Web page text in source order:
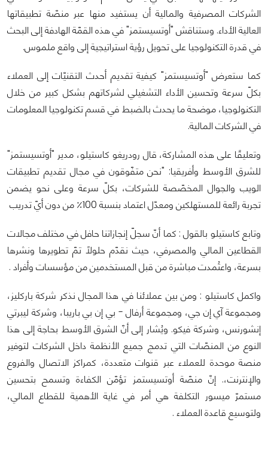
الشركات المصرفية والمالية أن يستفيد منها عبر منصّة تطبيقاتها
العالية الأداء. وستناقش "أوتسيستمز" في هذه القمّة الهادفة إلى البحث
في قدرة التكنولوجيا على تحويل رؤية استراتيجية إلى واقع ملموس.
كما ستعرض "أوتسيستمز" كيفية تقديم أحدث التقنيّات إلى العملاء
بكلّ سرعة وتحسين الأداء التشغيلي لشركاتهم بشكل كبير من خلال
التكنولوجيا، موضحة ما يحدث بالضبط في قسم تكنولوجيا المعلومات
في الشركات المالية.
وتعليقًا على هذه المشاركة، قال رودريغو كاستيلو، مدير "أوتسيستمز"
للشرق الأوسط وأفريقيا: "نحن متفّوقون في مجال تقديم تطبيقات
الويب والجوال المخصّصة للشركات، بكلّ سرعة وعلى نحو يضمن
تجربة رائعة للمستهلكين ومعدّل اعتماد بنسبة 100٪ من دون أيّ تدريب
وتابعكاستيلو بالقول : كما أنّ سجلّ إنجازاتنا حافل في مختلف مجالات
القطاعين المالي والمصرفي، حيث نقدّم حلولًا تمّ تطويرها ونشرها
بسرعة، واعتُمدت مباشرة من قبل المستخدمين من مؤسسات وأفراد .
واكملكاستيلو : ومن بين عملائنا في هذا المجال نذكر شركة باركليز،
ومجموعة آي إن جي، ومجموعة أرفال - بي إن بي باريبا، وشركة ليبرتي
إنشورنس، وشركة فيكو. ويُشار إلى أنّ الشرق الأوسط بحاجة إلى هذا
النوع من المنصّات التي تدمج جميع الأنظمة داخل الشركات لتوفير
منصة موحدة للعملاء عبر قنوات متعددة، كمراكز الاتصال والفروع
والإنترنت،. إنّ منصّة أوتسيستمز تؤمّن الكفاءة وتسمح بتحسين
مستمرّ ميسور التكلفة هي أمر في غاية الأهمية للقطاع المالي،
ولتوسيع قاعدة العملاء .